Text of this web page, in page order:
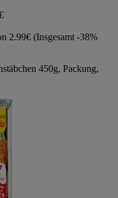
2.99€ (Insgesamt -38%
450g, Packung,